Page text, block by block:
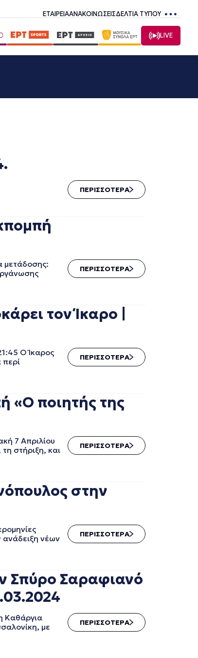
ΕΤΑΙΡΕΙΑΑΝΑΚΟΙΝΩΣΕΙΣΔΕΛΤΙΑ ΤΥΠΟΥ
LIVE
ΠΕΡΙΣΣΟΤΕΡΑ
μετάδοσης:
ΠΕΡΙΣΣΟΤΕΡΑ
τον Ίκαρο |
Ο Ίκαρος
περί
ΠΕΡΙΣΣΟΤΕΡΑ
«Ο ποιητής της
7 Απριλίου
στήριξη, και
ΠΕΡΙΣΣΟΤΕΡΑ
στην
νέων
ΠΕΡΙΣΣΟΤΕΡΑ
Σπύρο Σαραφιανό
Καθάργια
με
ΠΕΡΙΣΣΟΤΕΡΑ